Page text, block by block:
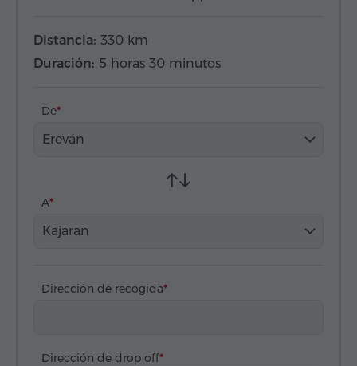
Distancia: 330 km
Duración: 5 horas 30 minutos
De
Ereván
A
Kajaran
Dirección de recogida
Dirección de drop off